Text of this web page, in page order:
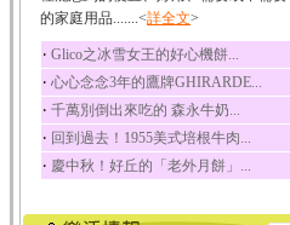
養素有醣類、檸檬酸...
五味子
五味子性質溫熱所含營
養成分有揮發油、檸...
草魚
草魚含有維生素A、維生
素C、及豐富的蛋白...
的家庭用品.......<詳全文>
‧ Glico之冰雪女王的好心機餅...
‧ 心心念念3年的鷹牌GHIRARDE...
‧ 千萬別倒出來吃的 森永牛奶...
‧ 回到過去！1955美式培根牛肉...
‧ 慶中秋！好丘的「老外月餅」...